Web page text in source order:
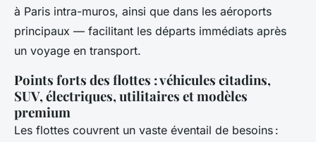
à Paris intra-muros, ainsi que dans les aéroports
principaux — facilitant les départs immédiats après
un voyage en transport.
Points forts des flottes : véhicules citadins,
SUV, électriques, utilitaires et modèles
premium
Les flottes couvrent un vaste éventail de besoins :